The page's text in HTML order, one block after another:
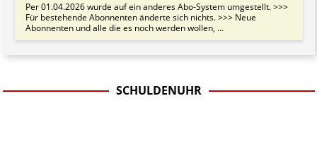
Per 01.04.2026 wurde auf ein anderes Abo-System umgestellt. >>>
Für bestehende Abonnenten änderte sich nichts. >>> Neue
Abonnenten und alle die es noch werden wollen, ...
SCHULDENUHR